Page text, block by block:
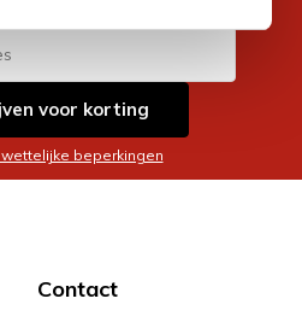
voor korting
beperkingen
Contact